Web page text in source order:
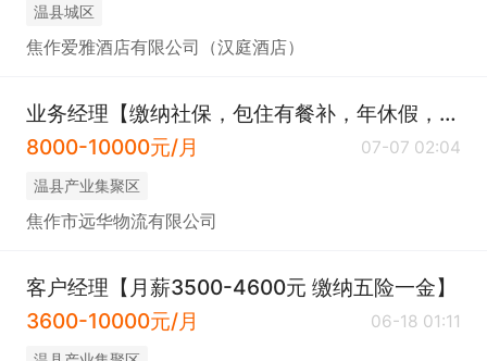
温县城区
焦作爱雅酒店有限公司（汉庭酒店）
业务经理【缴纳社保，包住有餐补，年休假，节日福利】
8000-10000元/月
07-07 02:04
温县产业集聚区
焦作市远华物流有限公司
客户经理【月薪3500-4600元 缴纳五险一金】
3600-10000元/月
06-18 01:11